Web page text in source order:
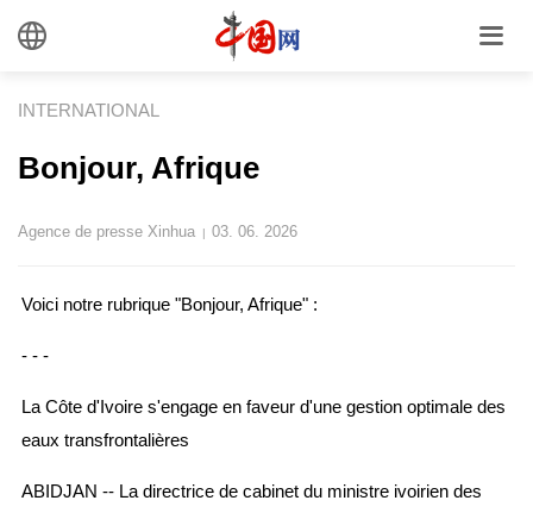
INTERNATIONAL
Bonjour, Afrique
Agence de presse Xinhua | 03. 06. 2026
Voici notre rubrique "Bonjour, Afrique" :
- - -
La Côte d'Ivoire s'engage en faveur d'une gestion optimale des
eaux transfrontalières
ABIDJAN -- La directrice de cabinet du ministre ivoirien des